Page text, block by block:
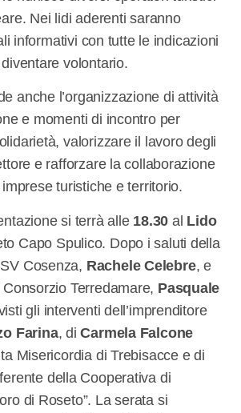
Nei lidi aderenti saranno
informativi con tutte le indicazioni
volontario.
anche l’organizzazione di attività
e momenti di incontro per
valorizzare il lavoro degli
e rafforzare la collaborazione
turistiche e territorio.
si terrà alle 18.30 al Lido
Capo Spulico. Dopo i saluti della
Cosenza, Rachele Celebre, e
Terredamare, Pasquale
gli interventi dell’imprenditore
Farina, diCarmela Falcone
Misericordia di Trebisacce e di
della Cooperativa di
di Roseto”. La serata si